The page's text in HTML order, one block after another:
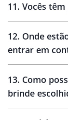
11. Vocês
30 dias
12. Onde
entrar em
13. Como
brinde